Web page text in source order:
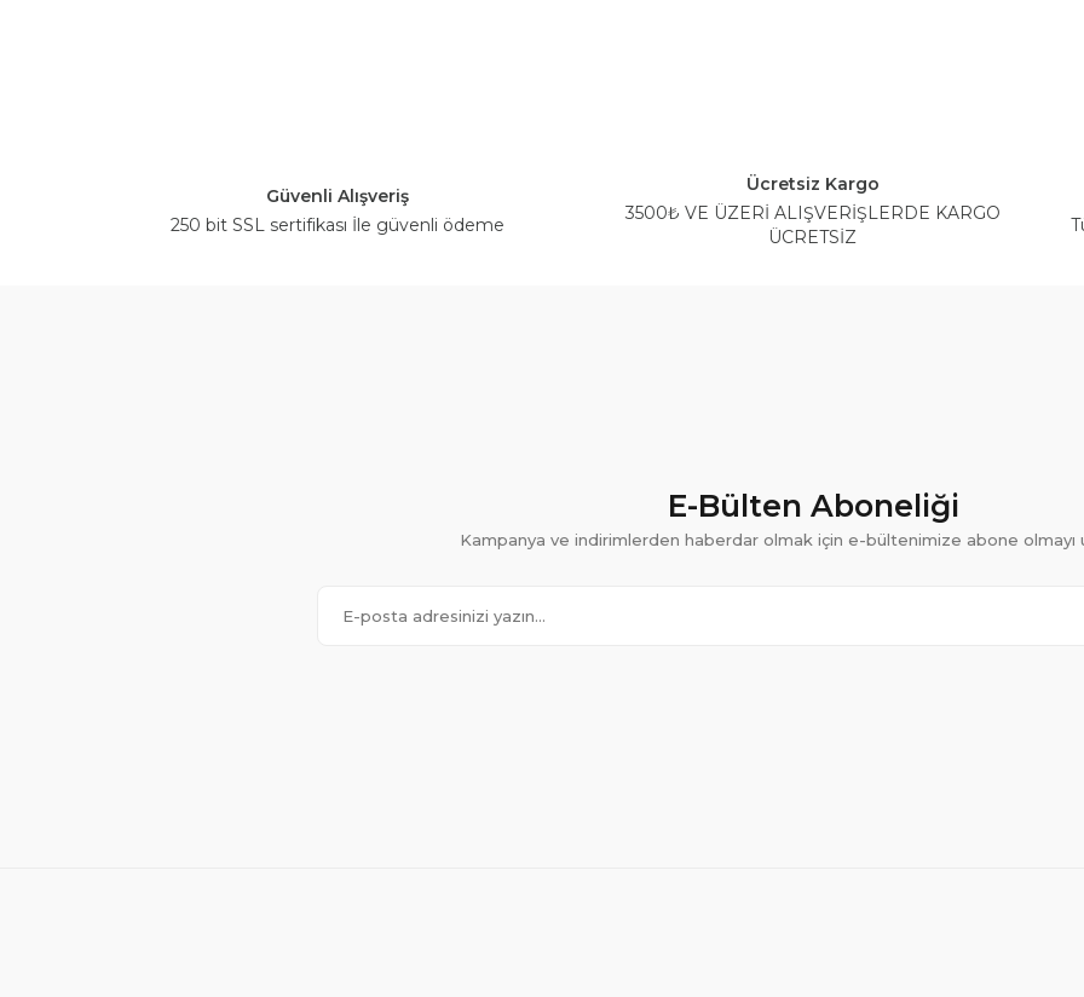
Güvenli Alışveriş
250 bit SSL sertifikası İle güvenli ödeme
Ücretsiz Kargo
3500₺ VE ÜZERİ ALIŞVERİŞLERDE KARGO
ÜCRETSİZ
E-Bülten Aboneliği
Kampanya ve indirimlerden haberdar olmak için e-bültenimize abone olmayı